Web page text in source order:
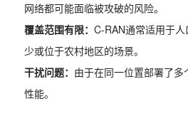
网络都可能面临被攻破的风险。
覆盖范围有限： C-RAN通常适用于
少或位于农村地区的场景。
干扰问题： 由于在同一位置部署了
性能。